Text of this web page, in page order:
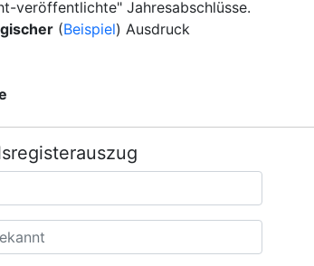
veröffentlichte" Jahresabschlüsse.
(Beispiel) Ausdruck